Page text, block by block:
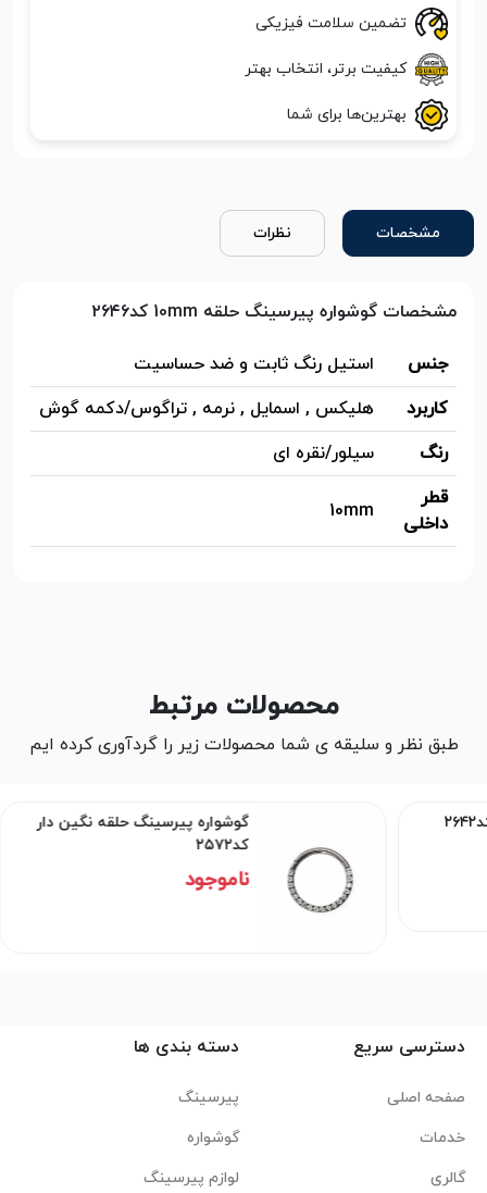
تضمین سلامت فیزیکی
کیفیت برتر، انتخاب بهتر
بهترین‌ها برای شما
مشخصات نظرات
مشخصات گوشواره پیرسینگ حلقه 10mm کد۲۶۴۶
جنس
استیل رنگ ثابت و ضد حساسیت
کاربرد
هلیکس , اسمایل , نرمه , تراگوس/دکمه گوش
رنگ
سیلور/نقره ای
قطر
داخلی
10mm
محصولات مرتبط
طبق نظر و سلیقه ی شما محصولات زیر را گردآوری کرده ایم
گوشواره پیرسینگ حلقه نگین دار
کد۲۵۷۲
ناموجود
دسترسی سریع
صفحه اصلی
خدمات
گالری
دسته بندی ها
پیرسینگ
گوشواره
لوازم پیرسینگ